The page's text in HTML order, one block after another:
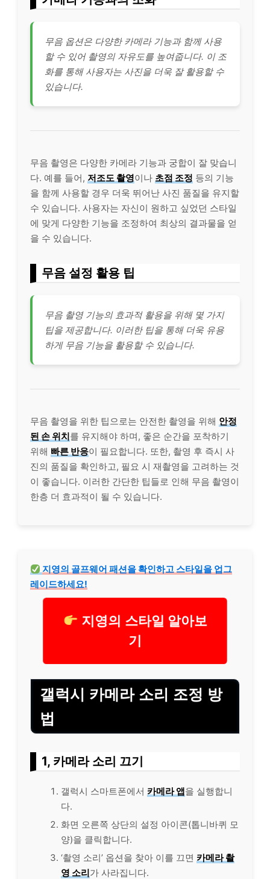
무음 옵션은 다양한 카메라 기능과 함께 사용
할 수 있어 촬영의 자유도를 높여줍니다. 이 조
화를 통해 사용자는 사진을 더욱 잘 활용할 수
있습니다.
무음 촬영은 다양한 카메라 기능과 궁합이 잘 맞습니
다. 예를 들어, 저조도 촬영이나 초점 조정 등의 기능
을 함께 사용할 경우 더욱 뛰어난 사진 품질을 유지할
수 있습니다. 사용자는 자신이 원하고 싶었던 스타일
에 맞게 다양한 기능을 조정하여 최상의 결과물을 얻
을 수 있습니다.
무음 설정 활용 팁
무음 촬영 기능의 효과적 활용을 위해 몇 가지
팁을 제공합니다. 이러한 팁을 통해 더욱 유용
하게 무음 기능을 활용할 수 있습니다.
무음 촬영을 위한 팁으로는 안전한 촬영을 위해 안정
된 손 위치를 유지해야 하며, 좋은 순간을 포착하기
위해 빠른 반응이 필요합니다. 또한, 촬영 후 즉시 사
진의 품질을 확인하고, 필요 시 재촬영을 고려하는 것
이 좋습니다. 이러한 간단한 팁들로 인해 무음 촬영이
한층 더 효과적이 될 수 있습니다.
지영의 골프웨어 패션을 확인하고 스타일을 업그
레이드하세요!
지영의 스타일 알아보
기
갤럭시 카메라 소리 조정 방
법
1, 카메라 소리 끄기
갤럭시 스마트폰에서 카메라 앱을 실행합니
다.
화면 오른쪽 상단의 설정 아이콘(톱니바퀴 모
양)을 클릭합니다.
‘촬영 소리’ 옵션을 찾아 이를 끄면 카메라 촬
영 소리가 사라집니다.